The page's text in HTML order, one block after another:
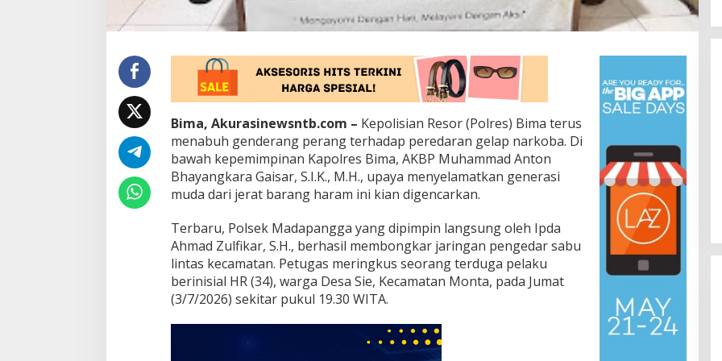
n
e
d
a
r
i
n
t
s
K
c
a
a
t
a
d
Bima, Akurasinewsntb.com – Kepolisian Resor (Polres) Bima terus
menabuh genderang perang terhadap peredaran gelap narkoba. Di
bawah kepemimpinan Kapolres Bima, AKBP Muhammad Anton
Bhayangkara Gaisar, S.I.K., M.H., upaya menyelamatkan generasi
muda dari jerat barang haram ini kian digencarkan.
Terbaru, Polsek Madapangga yang dipimpin langsung oleh Ipda
Ahmad Zulfikar, S.H., berhasil membongkar jaringan pengedar sabu
lintas kecamatan. Petugas meringkus seorang terduga pelaku
berinisial HR (34), warga Desa Sie, Kecamatan Monta, pada Jumat
(3/7/2026) sekitar pukul 19.30 WITA.
Bupati dan Wakil Bupati Bima
Hadiri Rakornas: Presiden
Prabowo Tekankan Sinergi Menuju
Di Nasional | 02/02/2026
HPN 2026: PWI dan
Gelar Retret
Profesional
Kebangsaan
Di Nasional | 30/01/2026